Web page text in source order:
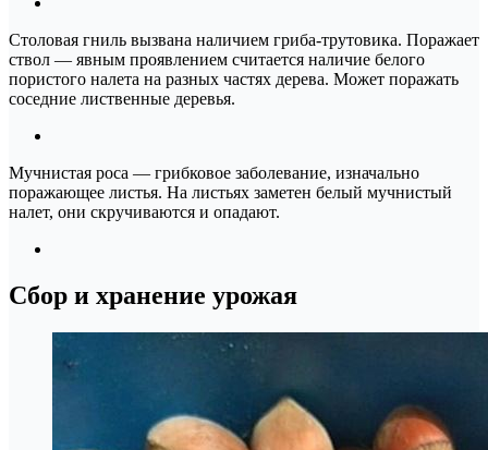
Столовая гниль вызвана наличием гриба-трутовика. Поражает
ствол — явным проявлением считается наличие белого
пористого налета на разных частях дерева. Может поражать
соседние лиственные деревья.
Мучнистая роса — грибковое заболевание, изначально
поражающее листья. На листьях заметен белый мучнистый
налет, они скручиваются и опадают.
Сбор и хранение урожая